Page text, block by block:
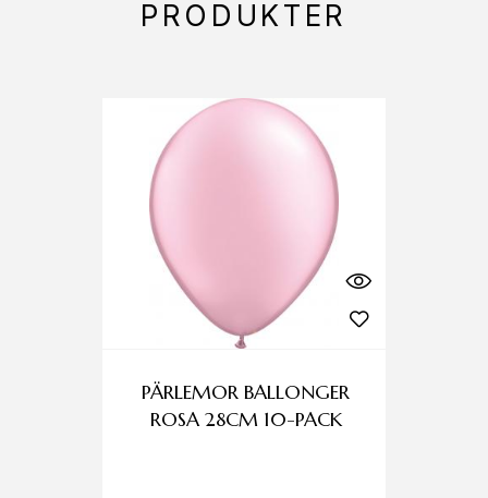
PRODUKTER
PÄRLEMOR BALLONGER
ROSA 28CM 10-PACK